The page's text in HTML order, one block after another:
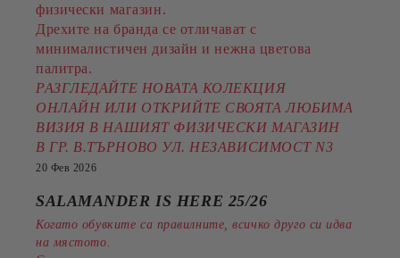
физически магазин.
Дрехите на бранда се отличават с
минималистичен дизайн и нежна цветова
палитра.
РАЗГЛЕДАЙТЕ НОВАТА КОЛЕКЦИЯ
ОНЛАЙН ИЛИ ОТКРИЙТЕ СВОЯТА ЛЮБИМА
ВИЗИЯ В НАШИЯТ ФИЗИЧЕСКИ МАГАЗИН
В ГР. В.ТЪРНОВО УЛ. НЕЗАВИСИМОСТ N3
20 Фев 2026
SALAMANDER IS HERE 25/26
Когато обувките са правилните, всичко друго си идва
на мястото.